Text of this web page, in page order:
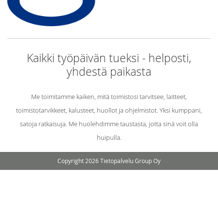
Kaikki työpäivän tueksi - helposti,
yhdestä paikasta
Me toimitamme kaiken, mitä toimistosi tarvitsee, laitteet,
toimistotarvikkeet, kalusteet, huollot ja ohjelmistot. Yksi kumppani,
satoja ratkaisuja. Me huolehdimme taustasta, jotta sinä voit olla
huipulla.
Copyright 2026 Tietopalvelu Group Oy